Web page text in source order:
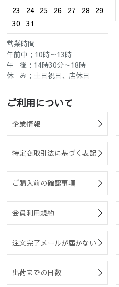
23
24 25 26 27 28
29
30
31
営業時間
午前中：10時～13時
午 後：14時30分～18時
休 み：土日祝日、店休日
ご利用について
企業情報
特定商取引法に基づく表記
ご購入前の確認事項
会員利用規約
注文完了メールが届かない
出荷までの日数